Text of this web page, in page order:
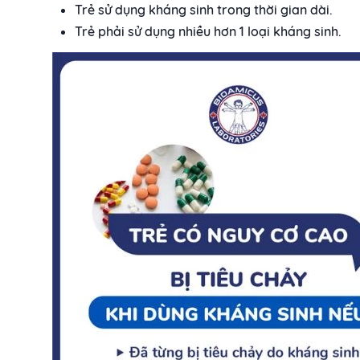
Trẻ sử dụng kháng sinh trong thời gian dài.
Trẻ phải sử dụng nhiều hơn 1 loại kháng sinh.